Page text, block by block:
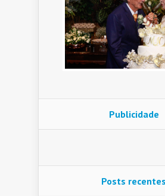
Publicidade
Posts recentes